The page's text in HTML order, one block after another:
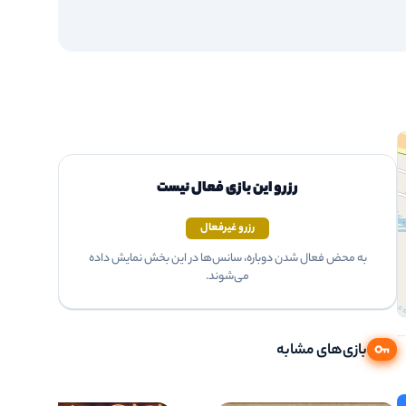
رزرو این بازی فعال نیست
رزرو غیرفعال
به محض فعال شدن دوباره، سانس‌ها در این بخش نمایش داده
می‌شوند.
بازی‌های مشابه